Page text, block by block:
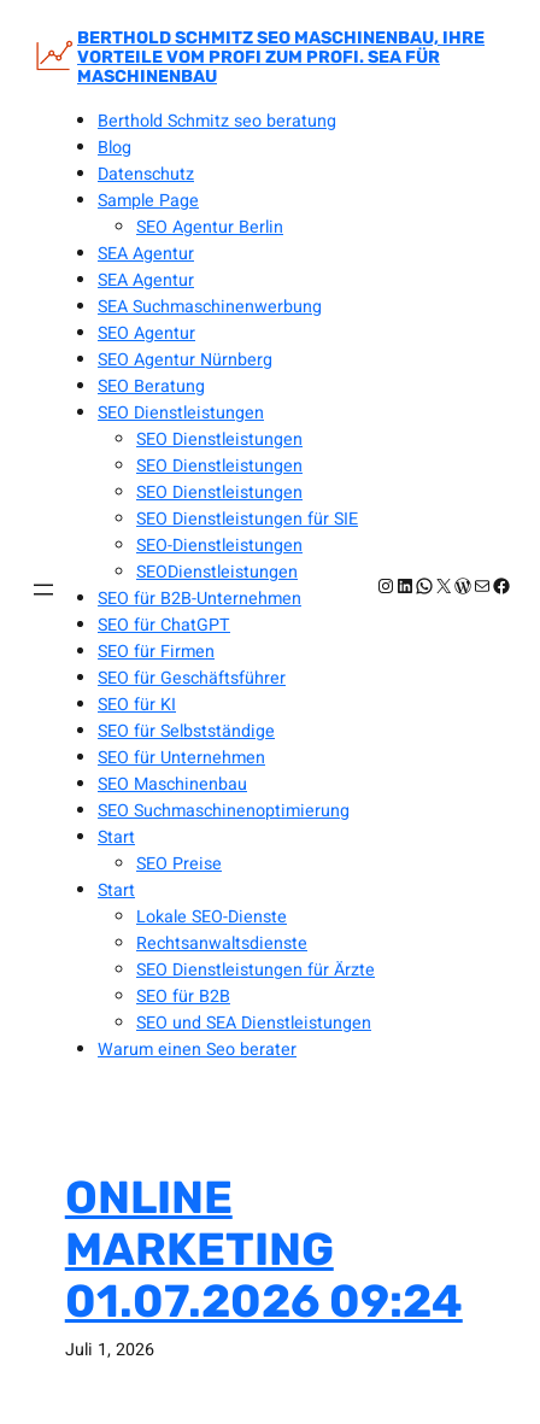
Inhalt
springen
BERTHOLD SCHMITZ SEO MASCHINENBAU, IHRE
VORTEILE VOM PROFI ZUM PROFI. SEA FÜR
MASCHINENBAU
Berthold Schmitz seo beratung
Blog
Datenschutz
Sample Page
SEO Agentur Berlin
SEA Agentur
SEA Agentur
SEA Suchmaschinenwerbung
SEO Agentur
SEO Agentur Nürnberg
SEO Beratung
SEO Dienstleistungen
SEO Dienstleistungen
SEO Dienstleistungen
SEO Dienstleistungen
SEO Dienstleistungen für SIE
SEO-Dienstleistungen
SEODienstleistungen
SEO für B2B-Unternehmen
SEO für ChatGPT
SEO für Firmen
SEO für Geschäftsführer
SEO für KI
SEO für Selbstständige
SEO für Unternehmen
SEO Maschinenbau
SEO Suchmaschinenoptimierung
Start
SEO Preise
Start
Lokale SEO-Dienste
Rechtsanwaltsdienste
SEO Dienstleistungen für Ärzte
SEO für B2B
SEO und SEA Dienstleistungen
Warum einen Seo berater
Instagram
LinkedIn
WhatsApp
X E-Mail
ONLINE
MARKETING
01.07.2026 09:24
Juli 1, 2026